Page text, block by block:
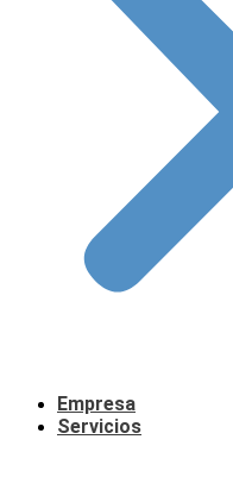
Empresa
Servicios